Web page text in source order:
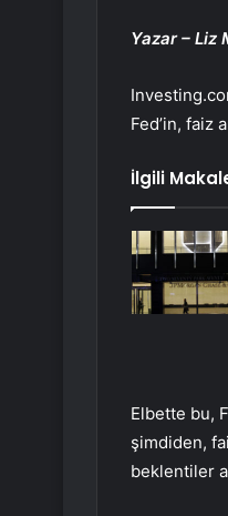
Yazar – Liz
Fed’in, faiz
İlgili
Elbette bu,
şimdiden,
beklentiler